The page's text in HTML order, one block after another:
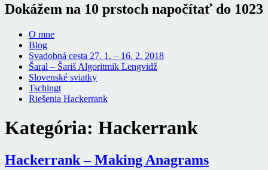
Dokážem na 10 prstoch napočítať do 1023
O mne
Blog
Svadobná cesta 27. 1. – 16. 2. 2018
Šaral – Šariš Algoritmik Lengvidž
Slovenské sviatky
Tschingt
Riešenia Hackerrank
Kategória: Hackerrank
Hackerrank – Making Anagrams